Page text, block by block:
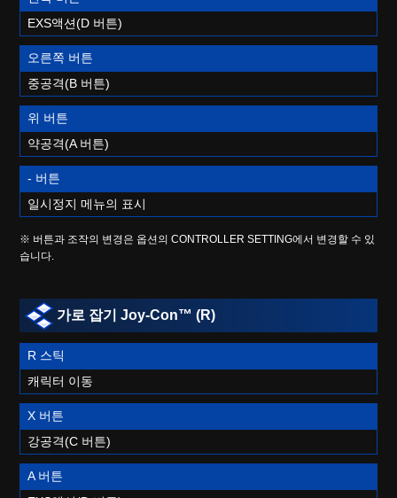
EXS액션(D 버튼)
오른쪽 버튼
중공격(B 버튼)
위 버튼
약공격(A 버튼)
- 버튼
일시정지 메뉴의 표시
※ 버튼과 조작의 변경은 옵션의 CONTROLLER SETTING에서 변경할 수 있
습니다.
가로 잡기 Joy-Con™ (R)
R 스틱
캐릭터 이동
X 버튼
강공격(C 버튼)
A 버튼